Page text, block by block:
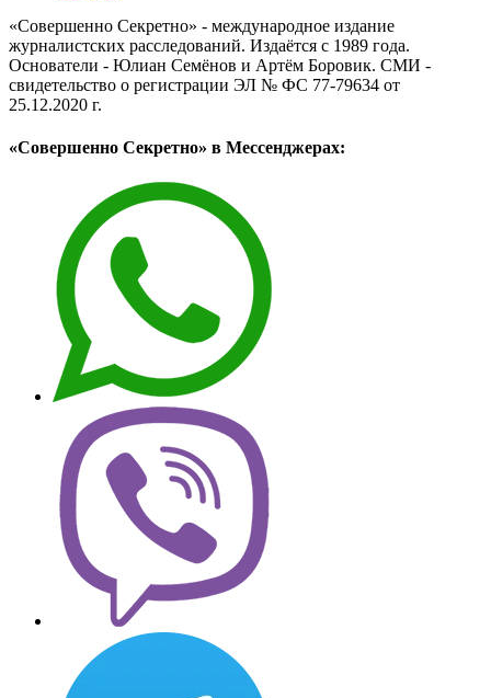
«Совершенно Секретно» - международное издание
журналистских расследований. Издаётся с 1989 года.
Основатели - Юлиан Семёнов и Артём Боровик. CМИ -
свидетельство о регистрации ЭЛ № ФС 77-79634 от
25.12.2020 г.
«Совершенно Секретно» в Мессенджерах: